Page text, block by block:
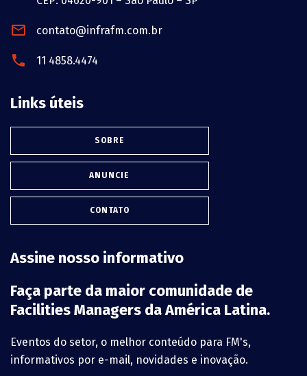
contato@infrafm.com.br
11 4858.4474
Links úteis
SOBRE
ANUNCIE
CONTATO
Assine nosso informativo
Faça parte da maior comunidade de
Facilities Managers da América Latina.
Eventos do setor, o melhor conteúdo para FM's,
informativos por e-mail, novidades e inovação.